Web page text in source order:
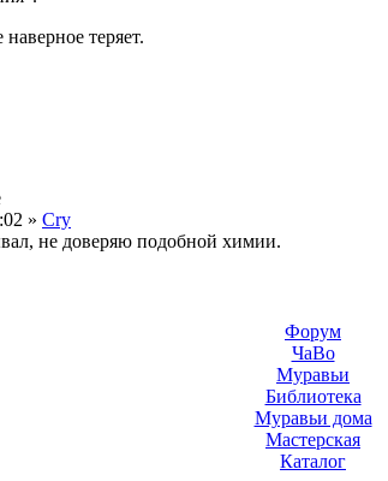
наверное теряет.
» Cry
не доверяю подобной химии.
Форум
ЧаВо
Муравьи
Библиотека
Муравьи дома
Мастерская
Каталог